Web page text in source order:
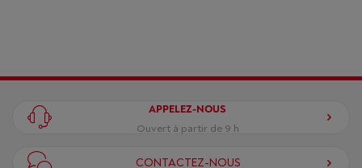
APPELEZ-NOUS
Ouvert à partir de 9 h
CONTACTEZ-NOUS